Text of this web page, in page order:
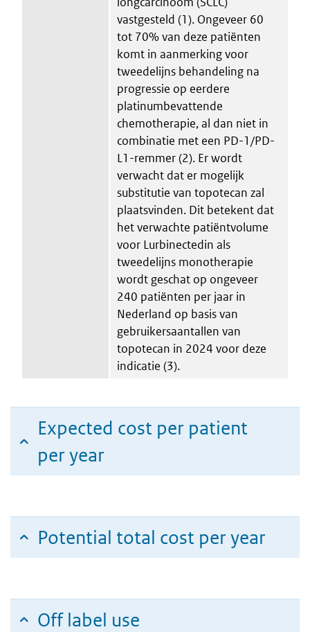
vastgesteld (1). Ongeveer 60
tot 70% van deze patiënten
komt in aanmerking voor
tweedelijns behandeling na
progressie op eerdere
platinumbevattende
chemotherapie, al dan niet in
combinatie met een PD-1/PD-
L1-remmer (2). Er wordt
verwacht dat er mogelijk
substitutie van topotecan zal
plaatsvinden. Dit betekent dat
het verwachte patiëntvolume
voor Lurbinectedin als
tweedelijns monotherapie
wordt geschat op ongeveer
240 patiënten per jaar in
Nederland op basis van
gebruikersaantallen van
topotecan in 2024 voor deze
indicatie (3).
Expected cost per patient
per year
Potential total cost per year
Off label use